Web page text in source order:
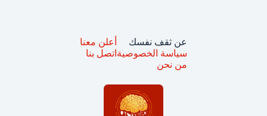
عن ثقف نفسك
سياسة الخصوصية
من نحن
أعلن معنا
اتصل بنا